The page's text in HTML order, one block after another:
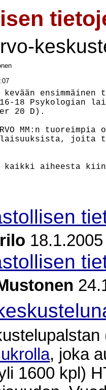
kevään
18 Psykologian
20 D).
MM:n
joita
kaikki aiheesta
, joka
1600 kpl)